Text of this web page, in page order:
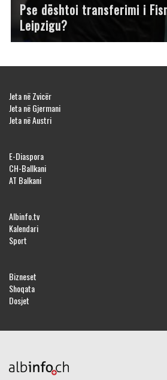
Pse dështoi transferimi i
Leipzigu?
Jeta në Zvicër
Jeta në Gjermani
Jeta në Austri
E-Diaspora
CH-Ballkani
AT Balkani
Albinfo.tv
Kalendari
Sport
Bizneset
Shoqata
Dosjet